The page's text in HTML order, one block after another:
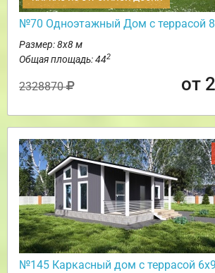
№70 Одноэтажный Дом с террасой
Размер: 8х8 м
Общая площадь: 442
2328870 от
№145 Каркасный дом с террасой 6х9